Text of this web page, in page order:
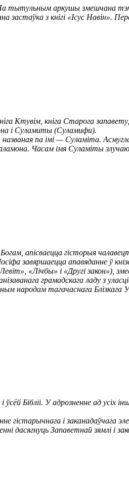
тытульным аркушы змешчана
з кнігі «Ісус Навін».
Ктувім, кніга Старога
і Суламиты (Суламифи).
па імі — Суламіта.
Часам імя Суламіты
апісваецца гісторыя
завяршаецца апавяданне ў
«Лічбы» і «Другі
грамадскага ладу з
народам тагачаснага
Бібліі. У адрозненне ад усіх
гістарычнага і заканадаўчага
дасягнуць Запаветнай зямлі і